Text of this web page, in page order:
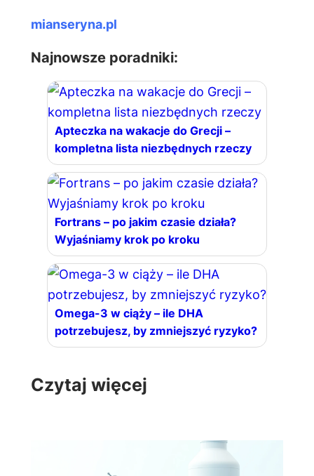
mianseryna.pl
Najnowsze poradniki:
Apteczka na wakacje do Grecji –
kompletna lista niezbędnych rzeczy
Fortrans – po jakim czasie działa?
Wyjaśniamy krok po kroku
Omega-3 w ciąży – ile DHA
potrzebujesz, by zmniejszyć ryzyko?
Czytaj więcej